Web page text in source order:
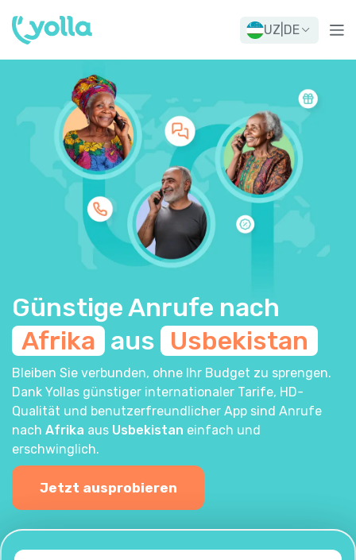
UZ DE
Günstige Anrufe nach
Afrika aus Usbekistan
Bleiben Sie verbunden, ohne Ihr Budget zu sprengen.
Dank Yollas günstiger internationaler Tarife, HD-
Qualität und benutzerfreundlicher App sind Anrufe
nach Afrika aus Usbekistan einfach und
erschwinglich.
Jetzt ausprobieren